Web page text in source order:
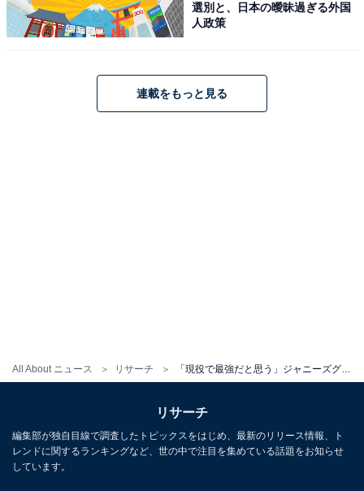
All About ニュース リサーチ
選別と、日本の曖昧過ぎる外国
人政策
連載をもっと見る
リサーチ
編集部が独自目線で調査したトピックスをはじめ、最新のリリース情報、ト
レンドに関するランキングなど、世の中で注目を集めている話題をお知らせ
しています。